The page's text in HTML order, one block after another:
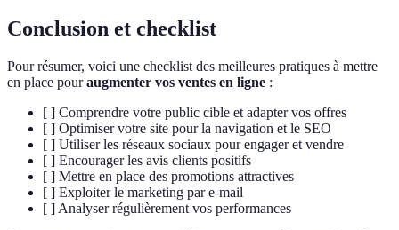
Conclusion et checklist
Pour résumer, voici une checklist des meilleures pratiques à mettre
en place pouraugmenter vos ventes en ligne :
[ ] Comprendre votre public cible et adapter vos offres
[ ] Optimiser votre site pour la navigation et le SEO
[ ] Utiliser les réseaux sociaux pour engager et vendre
[ ] Encourager les avis clients positifs
[ ] Mettre en place des promotions attractives
[ ] Exploiter le marketing par e-mail
[ ] Analyser régulièrement vos performances